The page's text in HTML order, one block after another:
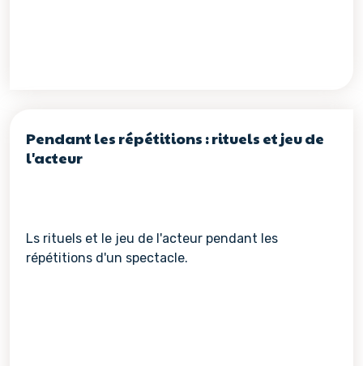
Pendant les répétitions : rituels et jeu de
l'acteur
Ls rituels et le jeu de l'acteur pendant les
répétitions d'un spectacle.